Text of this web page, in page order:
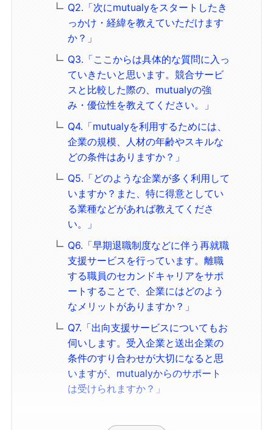
Q2.「次にmutualyをスタートしたき
っかけ・経緯を教えていただけます
か？」
Q3.「ここからは具体的な質問に入っ
ていきたいと思います。競合サービ
スと比較した際の、mutualyの強
み・優位性を教えてください。」
Q4.「mutualyを利用するためには、
企業の規模、人材の年齢やスキルな
どの条件はありますか？」
Q5.「どのような企業が多く利用して
いますか？また、特に得意としてい
る業種などがあれば教えてくださ
い。」
Q6.「早期退職制度などに伴う再就職
支援サービスを行っています。離職
する職員のセカンドキャリアをサポ
ートすることで、企業にはどのよう
なメリットがありますか？」
Q7.「出向支援サービスについてもお
伺いします。受入企業と送出企業の
条件のすり合わせが大切になると思
いますが、mutualyからのサポート
は受けられますか？」